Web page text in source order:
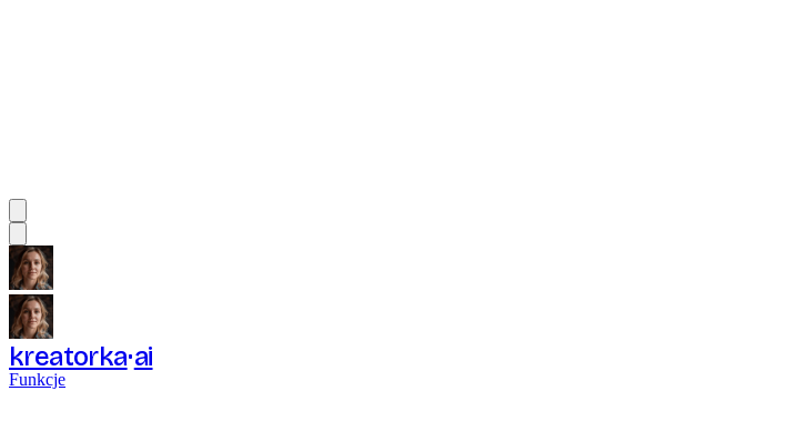
kreatorka ai
Funkcje